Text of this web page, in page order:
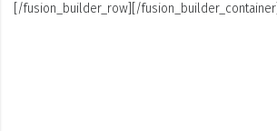
[/fusion_builder_row][/fusion_builder_container]